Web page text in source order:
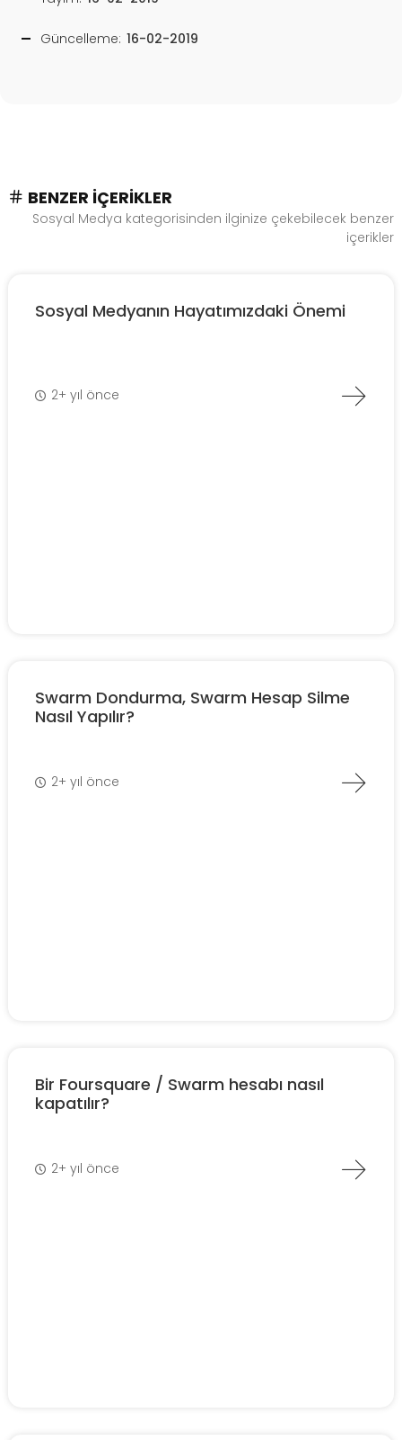
Güncelleme: 16-02-2019
BENZER İÇERIKLER
Sosyal Medya kategorisinden ilginize çekebilecek benzer
içerikler
Sosyal Medyanın Hayatımızdaki Önemi
2+ yıl önce
Swarm Dondurma, Swarm Hesap Silme
Nasıl Yapılır?
2+ yıl önce
Bir Foursquare / Swarm hesabı nasıl
kapatılır?
2+ yıl önce